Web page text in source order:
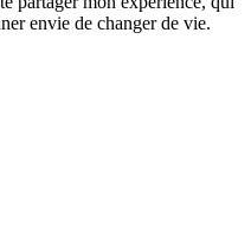
envie de changer de vie.